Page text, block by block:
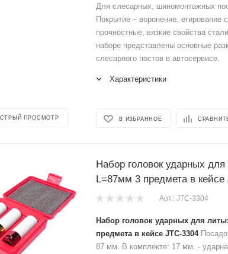
ПРОСМОТР
Для слесарных, шиномонтажных
Покрытие – воронение.
прочностные, вязкие свойства
наборе представлены основные
слесарного постов в автосервисе.
Характеристики
В ИЗБРАННОЕ
Набор головок ударных
L=87мм 3 предмета в кейсе
Арт.: JTC-3304
Набор головок ударных для
предмета в кейсе JTC-3304
87 мм. В комплекте: 17 мм. -